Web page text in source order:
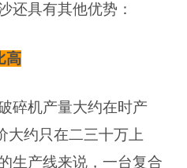
还具有其他优势：
高
碎机产量大约在时产
大约只在二三十万上
生产线来说，一台复合